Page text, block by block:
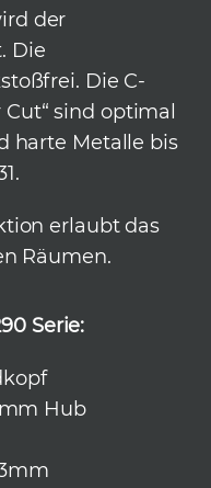
der
Die
Die C-
sind optimal
harte Metalle bis
erlaubt das
Räumen.
Serie:
Hub